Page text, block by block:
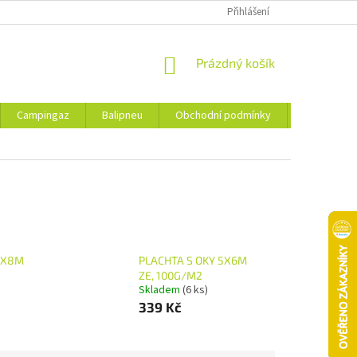
Přihlášení
NÁKUPNÍ
Prázdný košík
Campingaz Balipneu Obchodní podmínky
PLACHTA S OKY 5X6M
ZE, 100G/M2
Skladem (6 ks)
339 Kč